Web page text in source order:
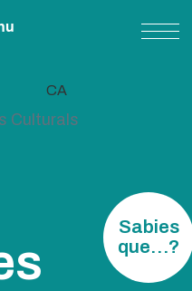
CA
Sabies
que…?